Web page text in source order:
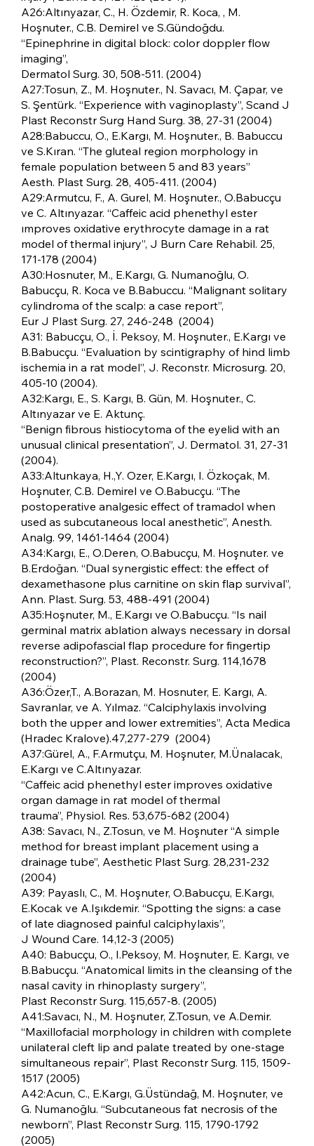
A26:Altınyazar, C., H. Özdemir, R. Koca, , M.
Hoşnuter., C.B. Demirel ve S.Gündoğdu.
“Epinephrine in digital block: color doppler flow
imaging”,
Dermatol Surg. 30, 508-511. (2004)
A27:Tosun, Z., M. Hoşnuter., N. Savacı, M. Çapar, ve
S. Şentürk. “Experience with vaginoplasty”, Scand J
Plast Reconstr Surg Hand Surg. 38, 27-31 (2004)
A28:Babuccu, O., E.Kargı, M. Hoşnuter., B. Babuccu
ve S.Kıran. “The gluteal region morphology in
female population between 5 and 83 years”
Aesth. Plast Surg. 28, 405-411. (2004)
A29:Armutcu, F., A. Gurel, M. Hoşnuter., O.Babucçu
ve C. Altınyazar. “Caffeic acid phenethyl ester
ımproves oxidative erythrocyte damage in a rat
model of thermal injury”, J Burn Care Rehabil. 25,
171-178 (2004)
A30:Hosnuter, M., E.Kargı, G. Numanoğlu, O.
Babucçu, R. Koca ve B.Babuccu. “Malignant solitary
cylindroma of the scalp: a case report”,
Eur J Plast Surg. 27, 246-248 (2004)
A31: Babucçu, O., İ. Peksoy, M. Hoşnuter., E.Kargı ve
B.Babucçu. “Evaluation by scintigraphy of hind limb
ischemia in a rat model”, J. Reconstr. Microsurg. 20,
405-10 (2004).
A32:Kargı, E., S. Kargı, B. Gün, M. Hoşnuter., C.
Altınyazar ve E. Aktunç.
“Benign fibrous histiocytoma of the eyelid with an
unusual clinical presentation”, J. Dermatol. 31, 27-31
(2004).
A33:Altunkaya, H.,Y. Ozer, E.Kargı, I. Özkoçak, M.
Hoşnuter, C.B. Demirel ve O.Babucçu. “The
postoperative analgesic effect of tramadol when
used as subcutaneous local anesthetic”, Anesth.
Analg. 99, 1461-1464 (2004)
A34:Kargı, E., O.Deren, O.Babucçu, M. Hoşnuter. ve
B.Erdoğan. “Dual synergistic effect: the effect of
dexamethasone plus carnitine on skin flap survival”,
Ann. Plast. Surg. 53, 488-491 (2004)
A35:Hoşnuter, M., E.Kargı ve O.Babucçu. “Is nail
germinal matrix ablation always necessary in dorsal
reverse adipofascial flap procedure for fingertip
reconstruction?”, Plast. Reconstr. Surg. 114,1678
(2004)
A36:Özer,T., A.Borazan, M. Hosnuter, E. Kargı, A.
Savranlar, ve A. Yılmaz. “Calciphylaxis involving
both the upper and lower extremities”, Acta Medica
(Hradec Kralove).47,277-279 (2004)
A37:Gürel, A., F.Armutçu, M. Hoşnuter, M.Ünalacak,
E.Kargı ve C.Altınyazar.
“Caffeic acid phenethyl ester improves oxidative
organ damage in rat model of thermal
trauma”, Physiol. Res. 53,675-682 (2004)
A38: Savacı, N., Z.Tosun, ve M. Hoşnuter “A simple
method for breast implant placement using a
drainage tube”, Aesthetic Plast Surg. 28,231-232
(2004)
A39: Payaslı, C., M. Hoşnuter, O.Babucçu, E.Kargı,
E.Kocak ve A.Işıkdemir. “Spotting the signs: a case
of late diagnosed painful calciphylaxis”,
J Wound Care. 14,12-3 (2005)
A40: Babucçu, O., I.Peksoy, M. Hoşnuter, E. Kargı, ve
B.Babucçu. “Anatomical limits in the cleansing of the
nasal cavity in rhinoplasty surgery”,
Plast Reconstr Surg. 115,657-8. (2005)
A41:Savacı, N., M. Hoşnuter, Z.Tosun, ve A.Demir.
“Maxillofacial morphology in children with complete
unilateral cleft lip and palate treated by one-stage
simultaneous repair”, Plast Reconstr Surg. 115, 1509-
1517 (2005)
A42:Acun, C., E.Kargı, G.Üstündağ, M. Hoşnuter, ve
G. Numanoğlu. “Subcutaneous fat necrosis of the
newborn”, Plast Reconstr Surg. 115, 1790-1792
(2005)